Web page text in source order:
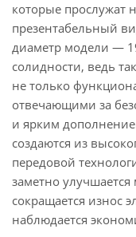
которые прослужат
презентабельный
диаметр модели —
солидности, ведь
не только
отвечающими за
и ярким
создаются из
передовой
заметно
сокращается износ
наблюдается